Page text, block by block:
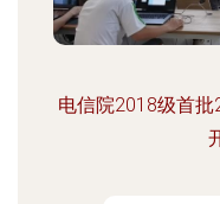
电信院2018级首